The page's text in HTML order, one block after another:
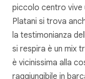
piccolo centro vive
Platani si trova
la testimonianza
si respira è un mix
è vicinissima alla
raggiungibile in